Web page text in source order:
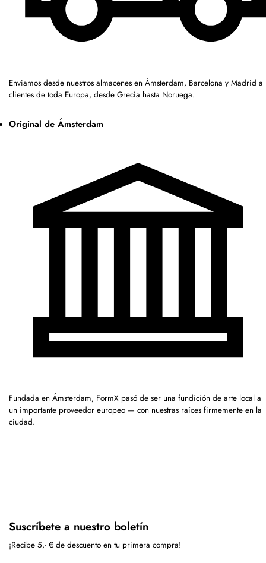
Enviamos desde nuestros almacenes en Ámsterdam, Barcelona y Madrid a
clientes de toda Europa, desde Grecia hasta Noruega.
Original de Ámsterdam
Fundada en Ámsterdam, FormX pasó de ser una fundición de arte local a
un importante proveedor europeo — con nuestras raíces firmemente en la
ciudad.
Suscríbete a nuestro boletín
¡Recibe 5,- € de descuento en tu primera compra!